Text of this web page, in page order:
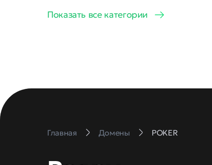
Показать все категории
Главная Домены POKER